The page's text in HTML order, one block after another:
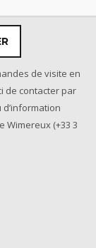
de visite en
de contacter par
Wimereux (+33 3